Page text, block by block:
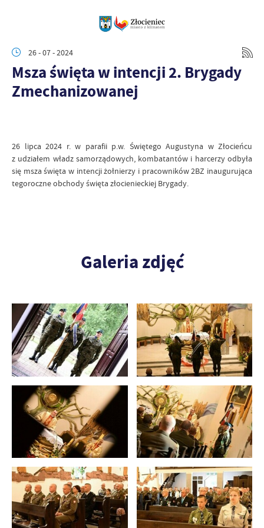
26 - 07 - 2024
Msza święta w intencji 2. Brygady
Zmechanizowanej
26 lipca 2024 r. w parafii p.w. Świętego Augustyna w Złocieńcu
z udziałem władz samorządowych, kombatantów i harcerzy odbyła
się msza święta w intencji żołnierzy i pracowników 2BZ inaugurująca
tegoroczne obchody święta złocienieckiej Brygady.
Galeria zdjęć